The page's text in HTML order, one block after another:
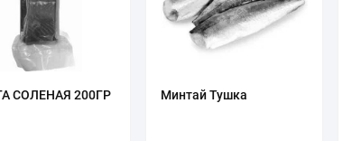
СОЛЕНАЯ 200ГР Минтай Тушка